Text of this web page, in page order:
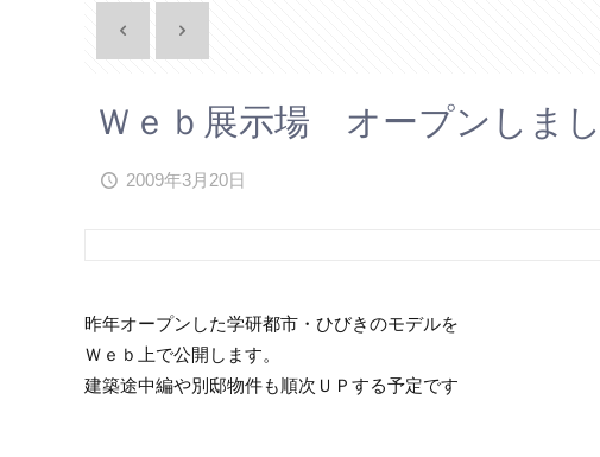
Ｗｅｂ展示場 オープンしま
2009年3月20日
昨年オープンした学研都市・ひびきのモデルを
Ｗｅｂ上で公開します。
建築途中編や別邸物件も順次ＵＰする予定です